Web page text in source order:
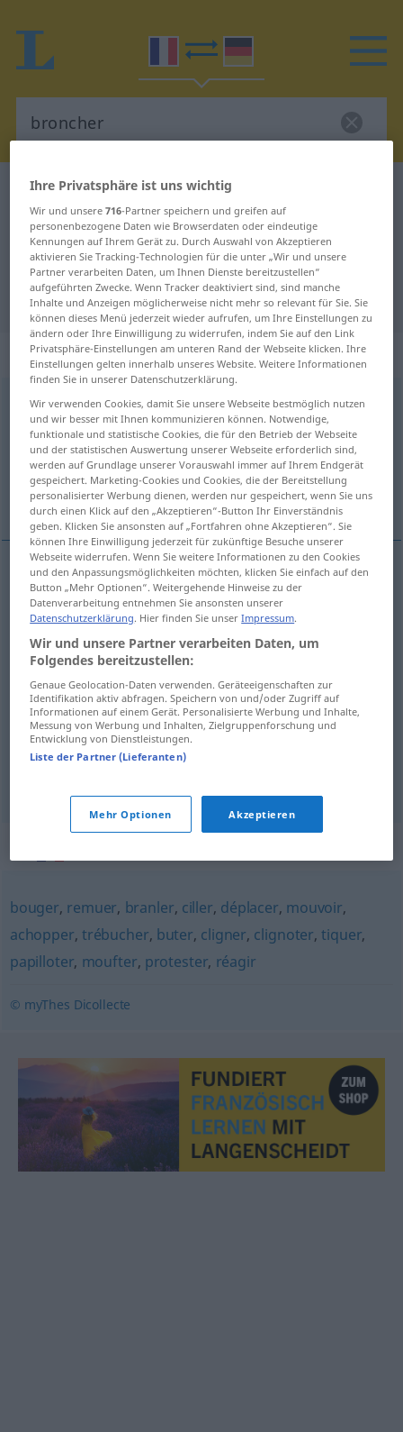
Französisch-Deutsch Wörterbuch
Französisch-Deutsch Übersetzung
für "broncher"
"broncher" Deutsch Übersetzung
„broncher“: verbe intransitif
broncher [bʀõʃe]v/i
Übersicht aller Übersetzungen
(Für mehr Details die Übersetzung anklicken/antippen)
sich nicht mucksen... ohne zu murren...
Beispiele
nepas broncher FAM
(sich) nichtmucksen
sans broncher
ohnezumurren
ohne Widerrede
bouger, remuer, branler, ciller, déplacer, mouvoir,
achopper, trébucher, buter, cligner, clignoter,tiquer,
papilloter, moufter, protester, réagir
© myThes Dicollecte
Ihre Privatsphäre ist uns wichtig
Wir und unsere716-Partner speichern und greifen auf
personenbezogene Daten wie Browserdaten oder eindeutige
Kennungen auf Ihrem Gerät zu. Durch Auswahl von Akzeptieren
aktivieren Sie Tracking-Technologien für die unter „Wir und unsere
Partner verarbeiten Daten, um Ihnen Dienste bereitzustellen“
aufgeführten Zwecke. Wenn Tracker deaktiviert sind, sind manche
Inhalte und Anzeigen möglicherweise nicht mehr so relevant für Sie. Sie
können dieses Menü jederzeit wieder aufrufen, um Ihre Einstellungen zu
ändern oder Ihre Einwilligung zu widerrufen, indem Sie auf den Link
Privatsphäre-Einstellungen am unteren Rand der Webseite klicken. Ihre
Einstellungen gelten innerhalb unseres Website. Weitere Informationen
finden Sie in unserer Datenschutzerklärung.
Wir verwenden Cookies, damit Sie unsere Webseite bestmöglich nutzen
und wir besser mit Ihnen kommunizieren können. Notwendige,
funktionale und statistische Cookies, die für den Betrieb der Webseite
und der statistischen Auswertung unserer Webseite erforderlich sind,
werden auf Grundlage unserer Vorauswahl immer auf Ihrem Endgerät
gespeichert. Marketing-Cookies und Cookies, die der Bereitstellung
personalisierter Werbung dienen, werden nur gespeichert, wenn Sie uns
durch einen Klick auf den „Akzeptieren“-Button Ihr Einverständnis
geben. Klicken Sie ansonsten auf „Fortfahren ohne Akzeptieren“. Sie
können Ihre Einwilligung jederzeit für zukünftige Besuche unserer
Webseite widerrufen. Wenn Sie weitere Informationen zu den Cookies
und den Anpassungsmöglichkeiten möchten, klicken Sie einfach auf den
Button „Mehr Optionen“. Weitergehende Hinweise zu der
Datenverarbeitung entnehmen Sie ansonsten unserer
Datenschutzerklärung. Hier finden Sie unserImpressum.
Wir und unsere Partner verarbeiten Daten, um
Folgendes bereitzustellen:
Genaue Geolocation-Daten verwenden. Geräteeigenschaften zur
Identifikation aktiv abfragen. Speichern von und/oder Zugriff auf
Informationen auf einem Gerät. Personalisierte Werbung und Inhalte,
Messung von Werbung und Inhalten, Zielgruppenforschung und
Entwicklung von Dienstleistungen.
Liste der Partner (Lieferanten)
Mehr Optionen Akzeptieren